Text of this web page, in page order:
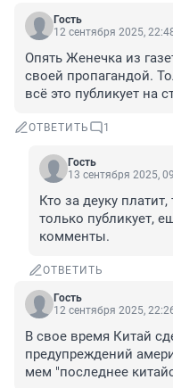
Гость
12 сентября 2025,
Опять Женечка из
своей пропагандой.
всё это публикует на
ОТВЕТИТЬ 1
Гость
13 сентября 2025,
Кто за деуку
только публикует,
комменты.
ОТВЕТИТЬ
Гость
12 сентября 2025,
В свое время Китай
предупреждений
мем "последнее